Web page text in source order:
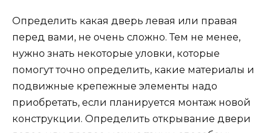
Определить какая дверь левая или правая
перед вами, не очень сложно. Тем не менее,
нужно знать некоторые уловки, которые
помогут точно определить, какие материалы и
подвижные крепежные элементы надо
приобретать, если планируется монтаж новой
конструкции. Определить открывание двери